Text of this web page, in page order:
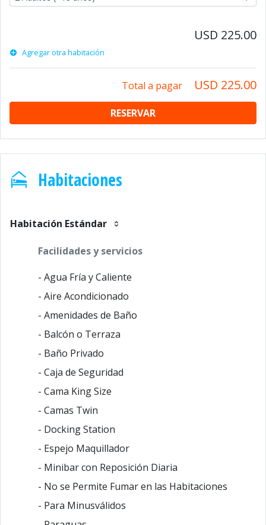
USD 225.00
Agregar otra habitación
Total a pagar USD 225.00
RESERVAR
Habitaciones
Habitación Estándar
Facilidades y servicios
- Agua Fría y Caliente
- Aire Acondicionado
- Amenidades de Baño
- Balcón o Terraza
- Baño Privado
- Caja de Seguridad
- Cama King Size
- Camas Twin
- Docking Station
- Espejo Maquillador
- Minibar con Reposición Diaria
- No se Permite Fumar en las Habitaciones
- Para Minusválidos